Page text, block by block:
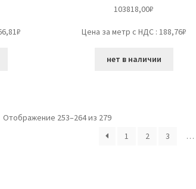
103818,00₽
Цена за метр с НДС : 188,76₽
нет в наличии
Отображение 253–264 из 279
1
2 3 …